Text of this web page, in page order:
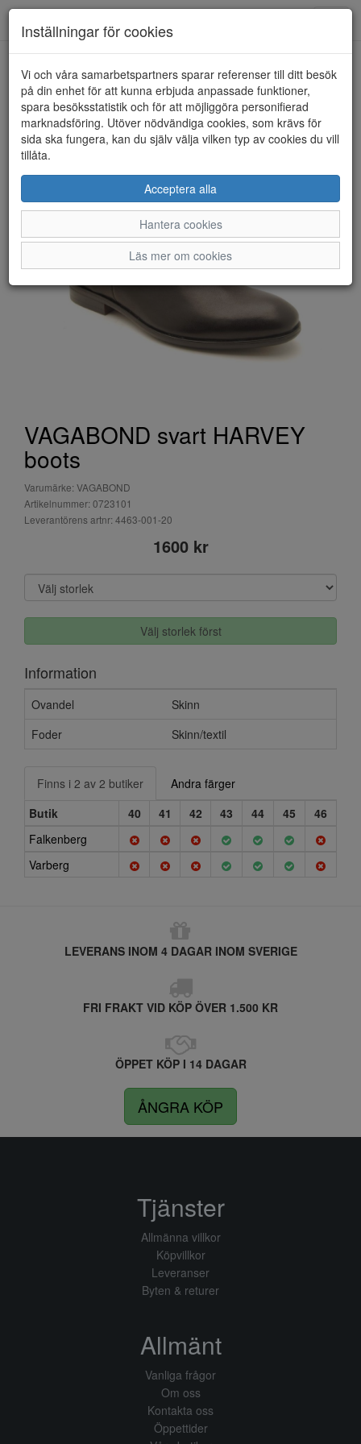
HEM VAGABOND
VAGABOND svart HARVEY
boots
Varumärke: VAGABOND
Artikelnummer: 0723101
Leverantörens artnr: 4463-001-20
1600 kr
Välj storlek först
Information
Ovandel
Skinn
Foder
Skinn/textil
Finns i 2 av 2 butiker
Andra färger
Butik
40 41 42 43 44 45
46
Falkenberg
Varberg
LEVERANS INOM 4 DAGAR INOM SVERIGE
FRI FRAKT VID KÖP ÖVER 1.500 KR
ÖPPET KÖP I 14 DAGAR
ÅNGRA KÖP
Inställningar för cookies
Vi och våra samarbetspartners sparar referenser till ditt besök
på din enhet för att kunna erbjuda anpassade funktioner,
spara besöksstatistik och för att möjliggöra personifierad
marknadsföring. Utöver nödvändiga cookies, som krävs för
sida ska fungera, kan du själv välja vilken typ av cookies du vill
tillåta.
Acceptera alla
Hantera cookies
Läs mer om cookies
Tjänster
Allmänna villkor
Köpvillkor
Leveranser
Byten & returer
Allmänt
Vanliga frågor
Om oss
Kontakta oss
Öppettider